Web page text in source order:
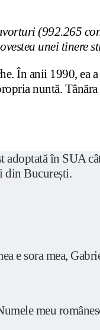
(992.265
unei tinere
În anii 1990, ea
nuntă. Tânăra
în SUA
din București.
e sora mea,
meu